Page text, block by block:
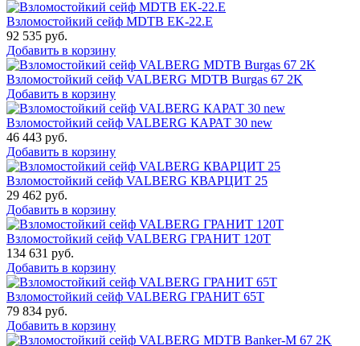
Взломостойкий сейф MDTB EK-22.E
92 535 руб.
Добавить в корзину
Взломостойкий сейф VALBERG MDTB Burgas 67 2K
Добавить в корзину
Взломостойкий сейф VALBERG КАРАТ 30 new
46 443 руб.
Добавить в корзину
Взломостойкий сейф VALBERG КВАРЦИТ 25
29 462 руб.
Добавить в корзину
Взломостойкий сейф VALBERG ГРАНИТ 120Т
134 631 руб.
Добавить в корзину
Взломостойкий сейф VALBERG ГРАНИТ 65Т
79 834 руб.
Добавить в корзину